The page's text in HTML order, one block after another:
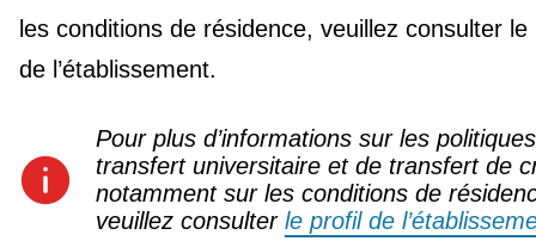
les conditions de résidence, veuillez consulter le
de l’établissement.
Pour plus d’informations sur les
transfert universitaire et de transfert de
notamment sur les conditions de
veuillez consulter le profil de